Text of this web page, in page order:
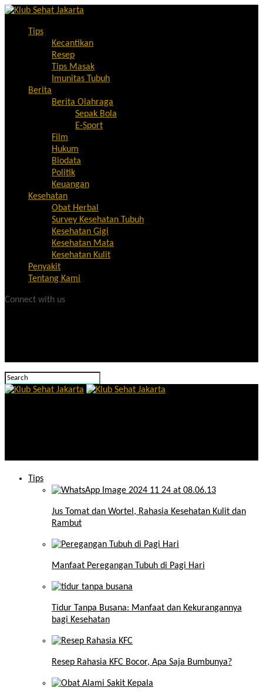
Tips
Kecantikan
Resep
Tips Masak
Imunitas Tubuh
Berita
Berita Olahraga
Sepak Bola
E-Sport
Film
Hukum
Biodata
Politik
Keuangan
Kesehatan
Obat Herbal
Survey Kesehatan Tubuh
Kesehatan Gigi
Kesehatan Mata
Kesehatan Kulit
Penyakit
Tentang Kami
Connect with us
Tips
Jus Tomat dan Wortel, Rahasia Kesehatan Kulit dan
Rambut
Manfaat Peregangan Tubuh di Pagi Hari
Tidur Tanpa Busana: Manfaat dan Kekurangannya
bagi Kesehatan
Resep Rahasia KFC Bocor, Apa Saja Bumbunya?